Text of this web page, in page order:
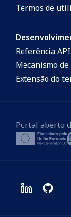
Termos de
Referência API
Mecanismo de
Extensão do
Portal aberto